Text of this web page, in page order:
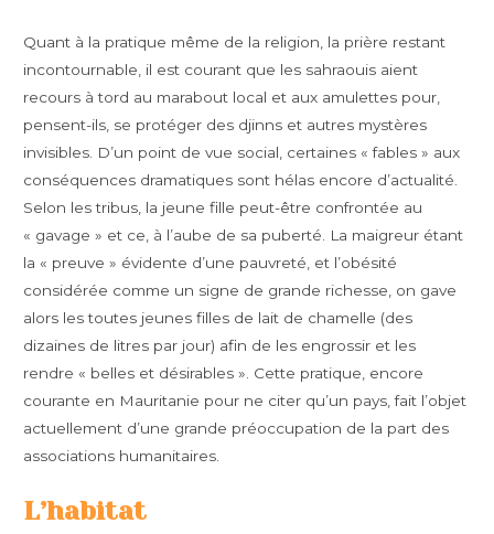
Quant à la pratique même de la religion, la prière restant
incontournable, il est courant que les sahraouis aient
recours à tord au marabout local et aux amulettes pour,
pensent-ils, se protéger des djinns et autres mystères
invisibles. D’un point de vue social, certaines « fables » aux
conséquences dramatiques sont hélas encore d’actualité.
Selon les tribus, la jeune fille peut-être confrontée au
« gavage » et ce, à l’aube de sa puberté. La maigreur étant
la « preuve » évidente d’une pauvreté, et l’obésité
considérée comme un signe de grande richesse, on gave
alors les toutes jeunes filles de lait de chamelle (des
dizaines de litres par jour) afin de les engrossir et les
rendre « belles et désirables ». Cette pratique, encore
courante en Mauritanie pour ne citer qu’un pays, fait l’objet
actuellement d’une grande préoccupation de la part des
associations humanitaires.
L’habitat